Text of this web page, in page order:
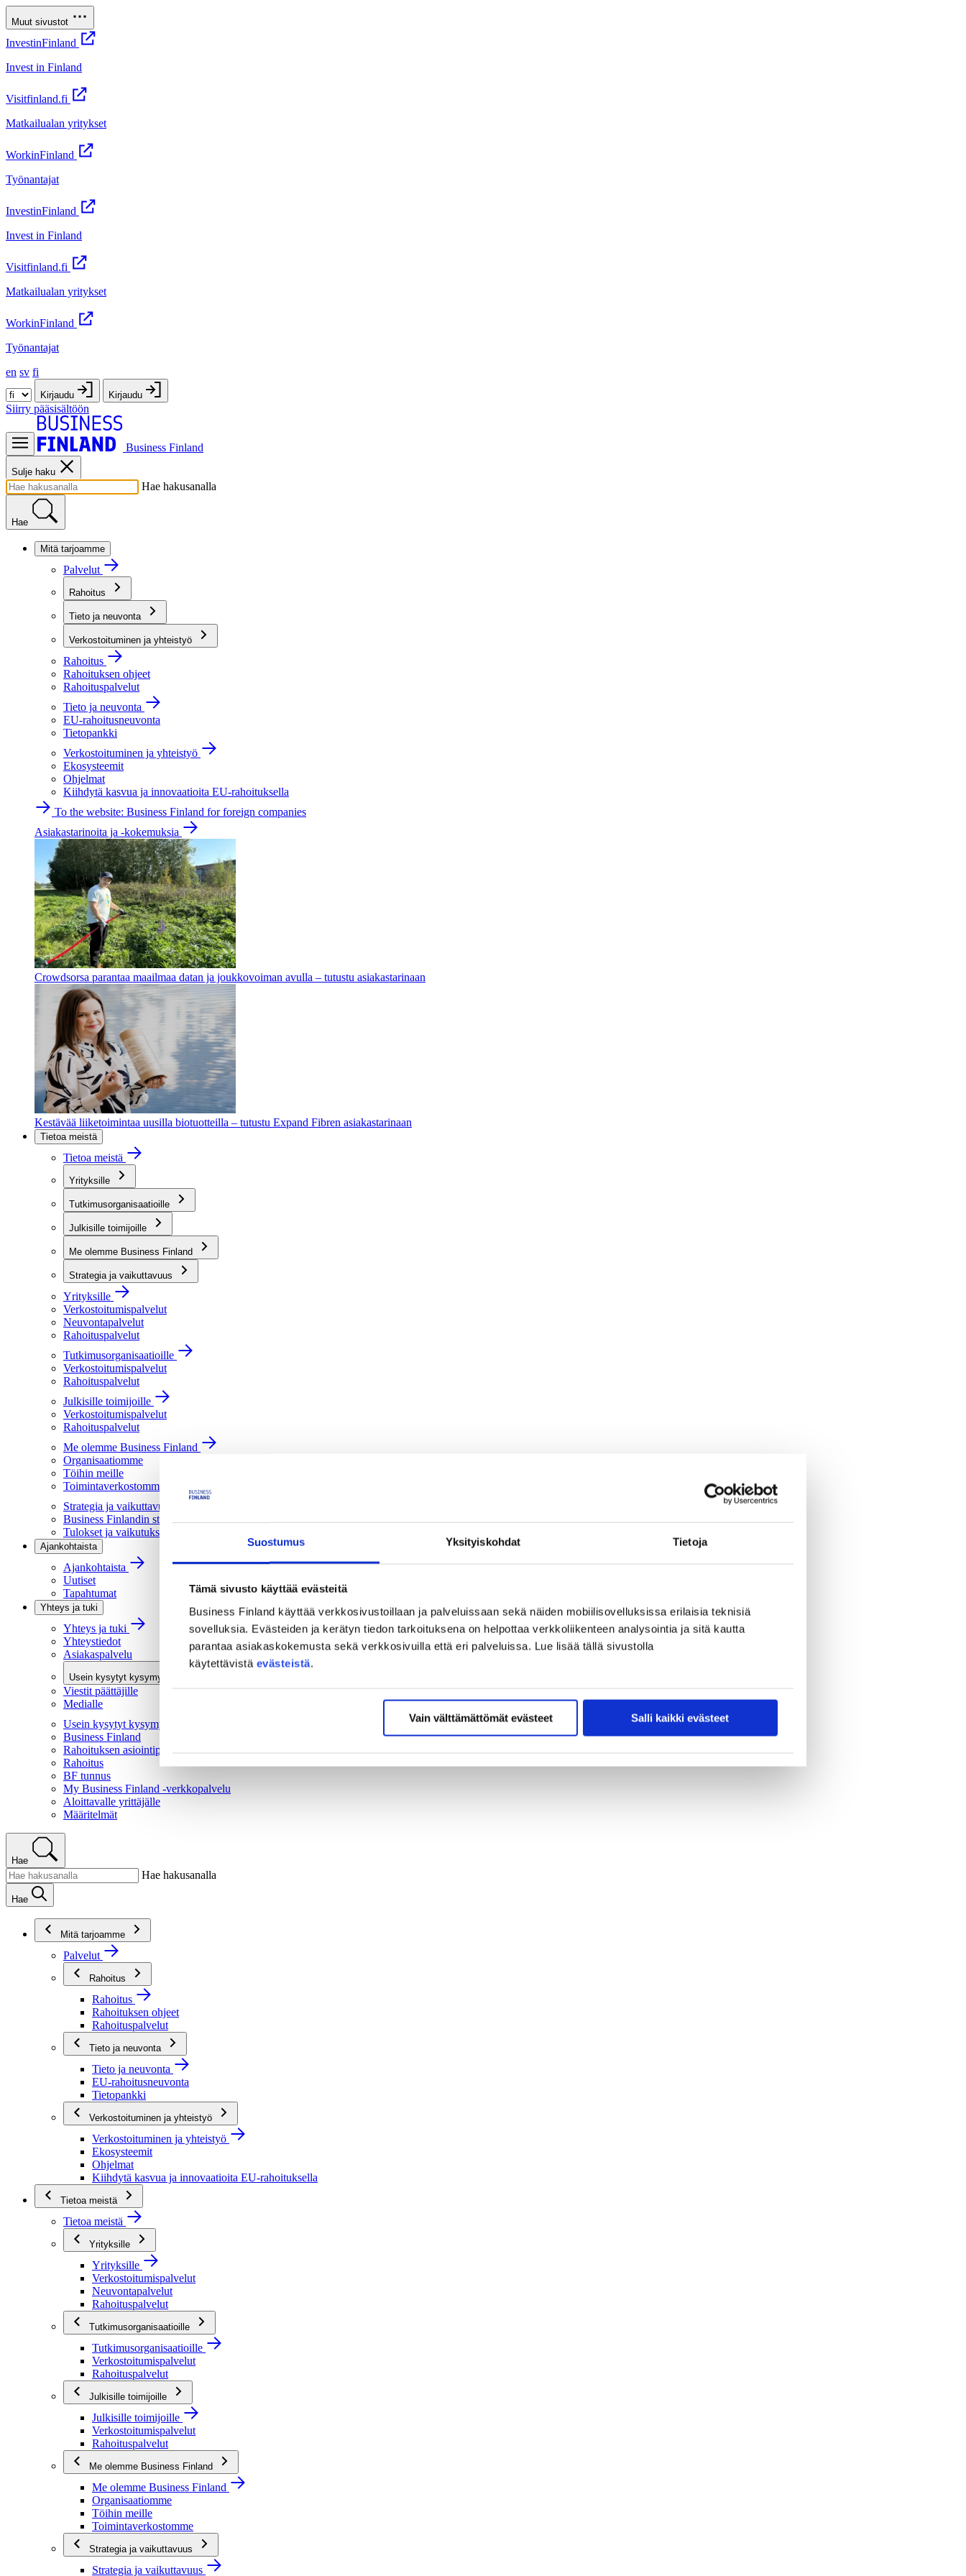
Suostumus Yksityiskohdat Tietoja
Tämä sivusto käyttää evästeitä
Business Finland käyttää verkkosivustoillaan ja palveluissaan sekä näiden mobiilisovelluksissa erilaisia teknisiä
sovelluksia. Evästeiden ja kerätyn tiedon tarkoituksena on helpottaa verkkoliikenteen analysointia ja sitä kautta
parantaa asiakaskokemusta sekä verkkosivuilla että eri palveluissa. Lue lisää tällä sivustolla
käytettävistä evästeistä.
Vain välttämättömät evästeet Salli kaikki evästeet
Muut sivustot
InvestinFinland
Invest in Finland
Visitfinland.fi
Matkailualan yritykset
WorkinFinland
Työnantajat
InvestinFinland
Invest in Finland
Visitfinland.fi
Matkailualan yritykset
WorkinFinland
Työnantajat
en sv fi
Kirjaudu Kirjaudu
Siirry pääsisältöön
Business Finland
Sulje haku
Hae hakusanalla
Hae
Mitä tarjoamme
Palvelut
Rahoitus
Tieto ja neuvonta
Verkostoituminen ja yhteistyö
Rahoitus
Rahoituksen ohjeet
Rahoituspalvelut
Tieto ja neuvonta
EU-rahoitusneuvonta
Tietopankki
Verkostoituminen ja yhteistyö
Ekosysteemit
Ohjelmat
Kiihdytä kasvua ja innovaatioita EU-rahoituksella
To the website: Business Finland for foreign companies
Asiakastarinoita ja -kokemuksia
Crowdsorsa parantaa maailmaa datan ja joukkovoiman avulla – tutustu asiakastarinaan
Kestävää liiketoimintaa uusilla biotuotteilla – tutustu Expand Fibren asiakastarinaan
Tietoa meistä
Tietoa meistä
Yrityksille
Tutkimusorganisaatioille
Julkisille toimijoille
Me olemme Business Finland
Strategia ja vaikuttavuus
Yrityksille
Verkostoitumispalvelut
Neuvontapalvelut
Rahoituspalvelut
Tutkimusorganisaatioille
Verkostoitumispalvelut
Rahoituspalvelut
Julkisille toimijoille
Verkostoitumispalvelut
Rahoituspalvelut
Me olemme Business Finland
Organisaatiomme
Töihin meille
Toimintaverkostomme
Strategia ja vaikuttavuus
Business Finlandin strategia 2030
Tulokset ja vaikutukset
Ajankohtaista
Ajankohtaista
Uutiset
Tapahtumat
Yhteys ja tuki
Yhteys ja tuki
Yhteystiedot
Asiakaspalvelu
Usein kysytyt kysymykset
Viestit päättäjille
Medialle
Usein kysytyt kysymykset
Business Finland
Rahoituksen asiointipalvelu
Rahoitus
BF tunnus
My Business Finland -verkkopalvelu
Aloittavalle yrittäjälle
Määritelmät
Hae
Hae hakusanalla
Hae
Mitä tarjoamme
Palvelut
Rahoitus
Rahoitus
Rahoituksen ohjeet
Rahoituspalvelut
Tieto ja neuvonta
Tieto ja neuvonta
EU-rahoitusneuvonta
Tietopankki
Verkostoituminen ja yhteistyö
Verkostoituminen ja yhteistyö
Ekosysteemit
Ohjelmat
Kiihdytä kasvua ja innovaatioita EU-rahoituksella
Tietoa meistä
Tietoa meistä
Yrityksille
Yrityksille
Verkostoitumispalvelut
Neuvontapalvelut
Rahoituspalvelut
Tutkimusorganisaatioille
Tutkimusorganisaatioille
Verkostoitumispalvelut
Rahoituspalvelut
Julkisille toimijoille
Julkisille toimijoille
Verkostoitumispalvelut
Rahoituspalvelut
Me olemme Business Finland
Me olemme Business Finland
Organisaatiomme
Töihin meille
Toimintaverkostomme
Strategia ja vaikuttavuus
Strategia ja vaikuttavuus